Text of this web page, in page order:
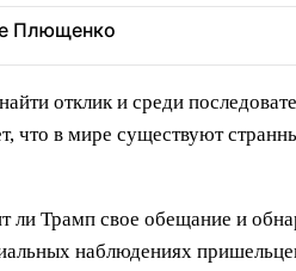
Плющенко
отклик и среди
что в мире существуют
ли Трамп свое обещание и
наблюдениях